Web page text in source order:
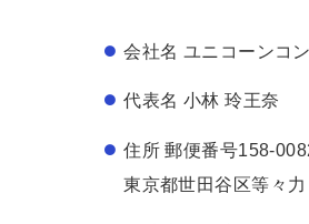
会社名 ユニコーンコ
代表名 小林 玲王奈
住所 郵便番号158-
東京都世田谷区等々